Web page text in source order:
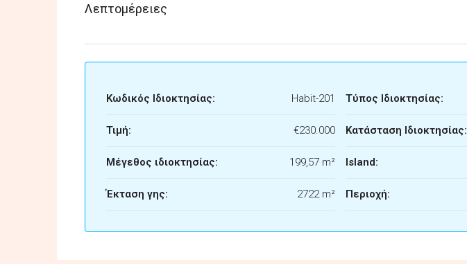
Λεπτομέρειες
Κωδικός Ιδιοκτησίας: Habit-201
Τιμή: €230.000
Μέγεθος ιδιοκτησίας: 199,57 m²
Έκταση γης: 2722 m²
Τύπος Ιδιοκτησίας:
Κατάσταση Ιδιοκτησίας:
Island:
Περιοχή: